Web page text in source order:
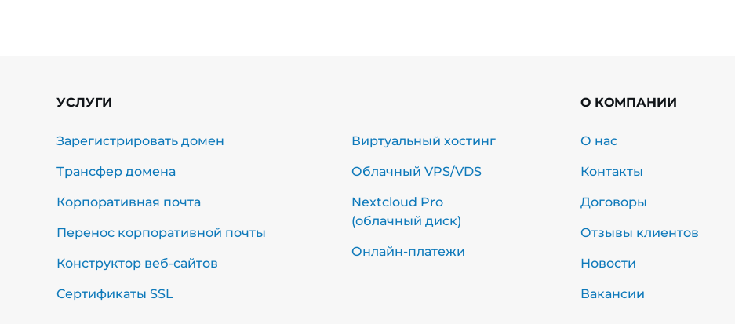
УСЛУГИ
Зарегистрировать домен
Трансфер домена
Корпоративная почта
Перенос корпоративной почты
Конструктор веб-сайтов
Сертификаты SSL
Виртуальный хостинг
Облачный VPS/VDS
Nextcloud Pro
(облачный диск)
Онлайн-платежи
О КОМПАНИИ
О нас
Контакты
Договоры
Отзывы клиентов
Новости
Вакансии